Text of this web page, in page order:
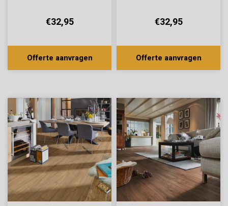
€32,95
Offerte aanvragen
€32,95
Offerte aanvragen